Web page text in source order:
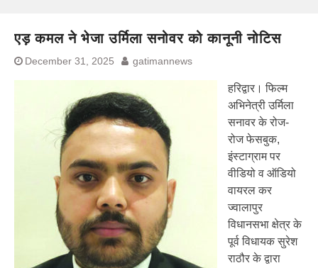
एड़ कमल ने भेजा उर्मिला सनोवर को कानूनी नोटिस
December 31, 2025 gatimannews
हरिद्वार। फिल्म
अभिनेत्री उर्मिला
सनावर के रोज-
रोज फेसबुक,
इंस्टाग्राम पर
वीडियो व ऑडियो
वायरल कर
ज्वालापुर
विधानसभा क्षेत्र के
पूर्व विधायक सुरेश
राठौर के द्वारा